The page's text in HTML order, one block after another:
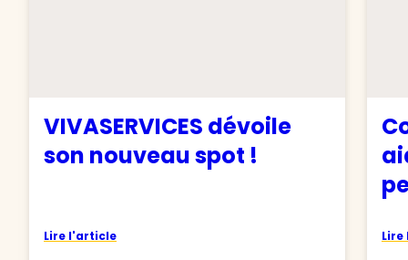
VIVASERVICES dévoile
son nouveau spot !
Lire l'article